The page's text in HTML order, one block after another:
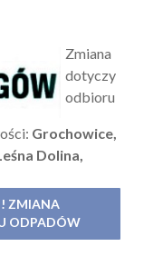
Zmiana
dotyczy
odbioru
Grochowice,
Dolina,
! ZMIANA
ODPADÓW